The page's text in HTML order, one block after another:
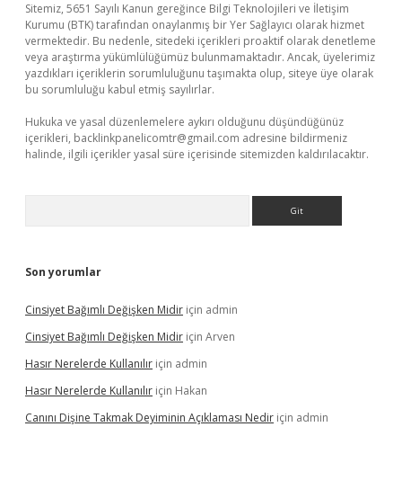
Sitemiz, 5651 Sayılı Kanun gereğince Bilgi Teknolojileri ve İletişim
Kurumu (BTK) tarafından onaylanmış bir Yer Sağlayıcı olarak hizmet
vermektedir. Bu nedenle, sitedeki içerikleri proaktif olarak denetleme
veya araştırma yükümlülüğümüz bulunmamaktadır. Ancak, üyelerimiz
yazdıkları içeriklerin sorumluluğunu taşımakta olup, siteye üye olarak
bu sorumluluğu kabul etmiş sayılırlar.
Hukuka ve yasal düzenlemelere aykırı olduğunu düşündüğünüz
içerikleri, backlinkpanelicomtr@gmail.com adresine bildirmeniz
halinde, ilgili içerikler yasal süre içerisinde sitemizden kaldırılacaktır.
Son yorumlar
Cinsiyet Bağımlı Değişken Midir için admin
Cinsiyet Bağımlı Değişken Midir için Arven
Hasır Nerelerde Kullanılır için admin
Hasır Nerelerde Kullanılır için Hakan
Canını Dişine Takmak Deyiminin Açıklaması Nedir için admin